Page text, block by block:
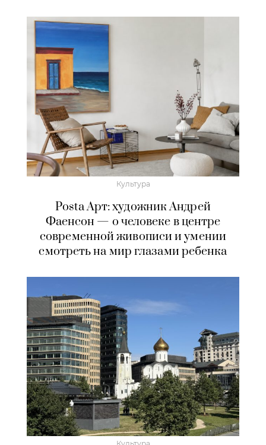
Культура
Posta Арт: художник Андрей
Фаенсон — о человеке в центре
современной живописи и умении
смотреть на мир глазами ребенка